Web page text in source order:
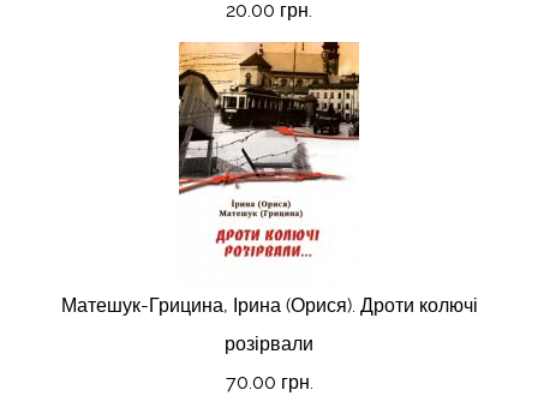
20.00 грн.
Матешук-Грицина, Ірина (Орися). Дроти колючі
розірвали
70.00 грн.